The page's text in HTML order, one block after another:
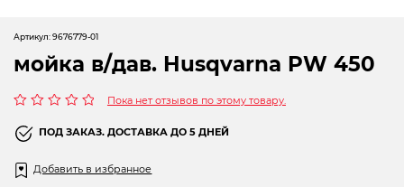
Артикул:9676779-01
мойка в/дав. Husqvarna PW 450
0
из
Пока нет отзывов по этому товару.
ПОД ЗАКАЗ. ДОСТАВКА ДО 5 ДНЕЙ
Добавить в избранное